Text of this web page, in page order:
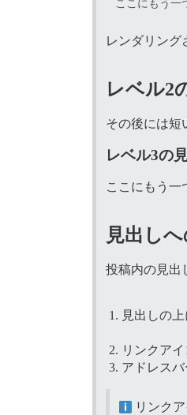
レンダリング
レベル2
その後には短
レベル3の
ここにもう一
見出し
投稿内の見出
見出しの
リンクア
アドレス
リンク